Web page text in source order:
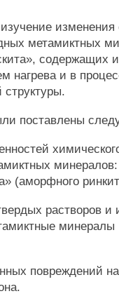
метамиктных
содержащих
нагрева и в
структуры.
поставлены
(аморфного
растворов и
повреждений на